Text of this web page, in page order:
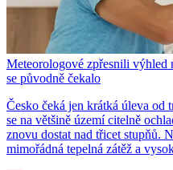
Meteorologové zpřesnili výhled
se původně čekalo
Česko čeká jen krátká úleva
se na většině území citelně
znovu dostat nad třicet stupňů.
mimořádná tepelná zátěž a